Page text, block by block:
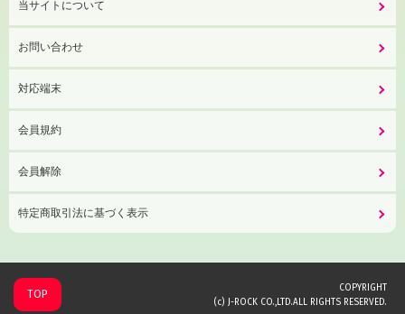
当サイトについて
お問い合わせ
対応端末
会員規約
会員解除
特定商取引法に基づく表示
TOP
COPYRIGHT
(c) J-ROCK CO.,LTD.ALL RIGHTS RESERVED.